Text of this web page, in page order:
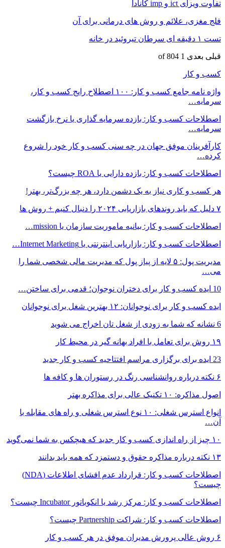
تفاوت ویزای ict و imp کانادا
فلج مغزی، علائم و روش های درمانی برای آن
تست ۱ دقیقه ای سرطان تیروئید در خانه
قبلی بعدی 1 of 804
کسب و کار
واژه نامه جامع کسب و کار: ۱۰۰ اصطلاح رایج کسب و کار،
سرمایه…
اصطلاحات کسب و کار: بازده سرمایه گذاری یا نرخ بازگشت
سرمایه…
کارآفرینان موفق جهان در چه سنی کسب و کار خود را شروع
کرده…
اصطلاحات کسب و کار: بازده دارایی یا ROA چیست؟
هر کسب و کاری نیاز به یک دشمن دارد، هر چه بزرگ‌تر، بهتر!
۷ دلیل که باید روندهای بازاریابی ۲۰۲۴ را دنبال کنیم + روش ها
اصطلاحات کسب و کار: بیانیه ماموریت سازمان یا mission…
اصطلاحات کسب و کار: بازاریابی اینترنتی یا Internet Marketing…
مدیریت پول: ۵ لایه از پیاز پول که مدیریت مالی شخصی شما را
می…
10 ایده کسب و کار برای دختران نوجوان؛ قدمی برای ساختن…
ایده کسب و کار برای نوجوانان: ۱۲ بهترین شغل برای نوجوانان
6 نشانه که شما به زودی از شغل تان اخراج می شوید
۱۹ روش‌ برای تعامل با افراد بهانه گیر در محیط کار
23 ایده برای برگزاری مراسم افتتاحیه کسب و کار جدید
۶ نکته درباره روانشناسی رنگ در رستوران ها و کافه ها
اصول مذاکره: ۱۰ تکنیک عالی برای مذاکره بهتر
انواع استرس شغلی: ۱۰ نوع استرس شغلی و راه های مقابله با
آن…
۱۰ چیز از راه اندازی کسب و کار جدید که هیچکس به شما نمی‌گوید
۱۳ نکته درباره مذاکره حقوق و دستمزد که همه باید بدانند
اصطلاحات کسب و کار: قرارداد عدم افشای اطلاعات (NDA)
چیست؟
اصطلاحات کسب و کار: مرکز رشد یا انکوباتور Incubator چیست؟
اصطلاحات کسب و کار: شراکت Partnership چیست؟
۶ روش عالی پرورش مدیران موفق در هر کسب و کار